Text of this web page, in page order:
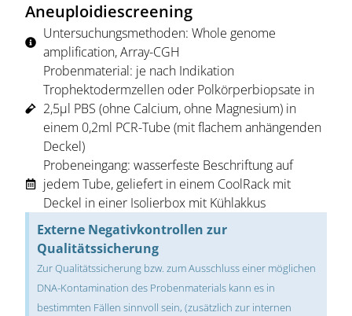
Aneuploidiescreening
Untersuchungsmethoden: Whole genome
amplification, Array-CGH
Probenmaterial: je nach Indikation
Trophektodermzellen oder Polkörperbiopsate in
2,5µl PBS (ohne Calcium, ohne Magnesium) in
einem 0,2ml PCR-Tube (mit flachem anhängenden
Deckel)
Probeneingang: wasserfeste Beschriftung auf
jedem Tube, geliefert in einem CoolRack mit
Deckel in einer Isolierbox mit Kühlakkus
Externe Negativkontrollen zur
Qualitätssicherung
Zur Qualitätssicherung bzw. zum Ausschluss einer möglichen
DNA-Kontamination des Probenmaterials kann es in
bestimmten Fällen sinnvoll sein, (zusätzlich zur internen